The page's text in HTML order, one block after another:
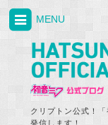
クリプトン公式！
発信します！
MENU